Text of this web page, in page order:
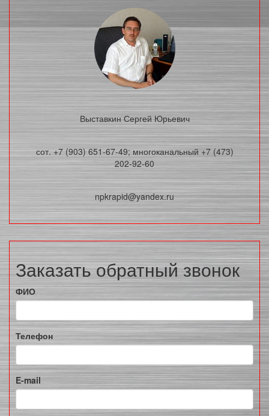
Выставкин Сергей Юрьевич
сот. +7 (903) 651-67-49; многоканальный +7 (473)
202-92-60
npkrapid@yandex.ru
Заказать обратный звонок
ФИО
Телефон
E-mail